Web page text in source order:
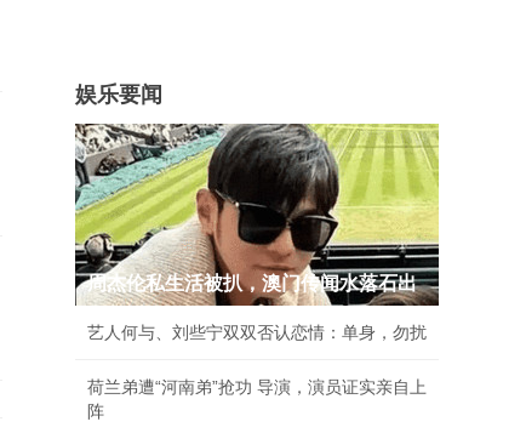
娱乐要闻
周杰伦私生活被扒，澳门传闻水落石出
艺人何与、刘些宁双双否认恋情：单身，勿扰
荷兰弟遭“河南弟”抢功 导演，演员证实亲自上
阵